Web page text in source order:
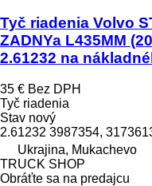
Tyč riadenia Volvo
ZADNYa L435MM
2.61232 na
35 € Bez DPH
Tyč riadenia
Stav nový
2.61232 3987354,
Ukrajina, Mukachevo
TRUCK SHOP
Obráťte sa na predajcu